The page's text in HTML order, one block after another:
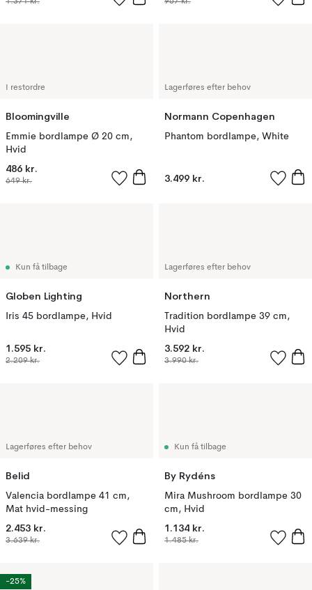
I restordre
Bloomingville
Emmie bordlampe Ø 20 cm,
Hvid
486 kr.
649 kr.
Lagerføres efter behov
Normann Copenhagen
Phantom bordlampe, White
3.499 kr.
Kun få tilbage
Globen Lighting
Iris 45 bordlampe, Hvid
1.595 kr.
2.209 kr.
Lagerføres efter behov
Northern
Tradition bordlampe 39 cm,
Hvid
3.592 kr.
3.990 kr.
Lagerføres efter behov
Belid
Valencia bordlampe 41 cm,
Mat hvid-messing
2.453 kr.
3.639 kr.
Kun få tilbage
By Rydéns
Mira Mushroom bordlampe 30
cm, Hvid
1.134 kr.
1.485 kr.
-25%